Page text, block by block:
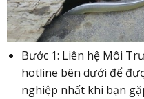
Bước 1: Liên hệ Môi
hotline bên dưới để
nghiệp nhất khi bạn